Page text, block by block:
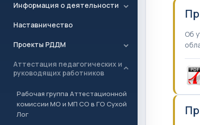
Информация о деятельности
Наставничество
Проекты РДДМ
Аттестация педагогических и
руководящих работников
Рабочая группа Аттестационной
комиссии МО и МП СО в ГО Сухой
Лог
Об